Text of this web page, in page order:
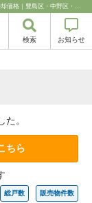
東京メトロ南北線のマンション情報｜購入・売り物件、売却査定・相場・売却価格｜豊島区・中野区・新宿区の中古マンション・リノベーション情報なら池袋のアイベックスホーム！
検索 お知らせ
。
ちら
総戸数 販売物件数